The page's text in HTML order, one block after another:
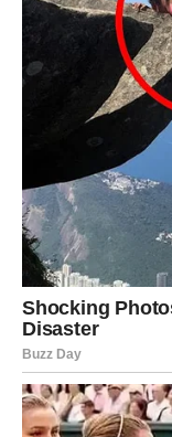
Savjeti za
Ljutina:Ako
feferona ili ih
Boja: Ajvar će
hlađenja
Tekstura:
kuhanja kako bi
Ovaj klasični
domaći kruh, sir ili
bogat okus i
svaku priliku.